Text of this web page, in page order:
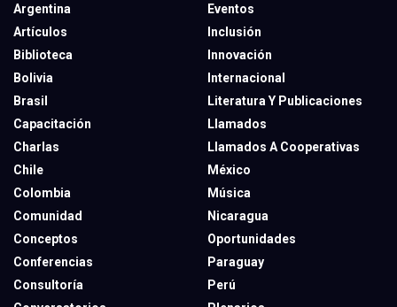
Argentina
Artículos
Biblioteca
Bolivia
Brasil
Capacitación
Charlas
Chile
Colombia
Comunidad
Conceptos
Conferencias
Consultoría
Eventos
Inclusión
Innovación
Internacional
Literatura Y Publicaciones
Llamados
Llamados A Cooperativas
México
Música
Nicaragua
Oportunidades
Paraguay
Perú